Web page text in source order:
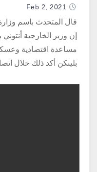
Feb 2, 2021
قال المتحدث باسم وزارة
إن وزير الخارجية أنتوني
مساعدة اقتصادية
بلينكن أكد ذلك خلال